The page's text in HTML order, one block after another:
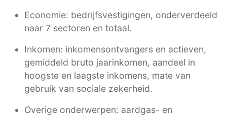
Economie: bedrijfsvestigingen, onderverdeeld
naar 7 sectoren en totaal.
Inkomen: inkomensontvangers en actieven,
gemiddeld bruto jaarinkomen, aandeel in
hoogste en laagste inkomens, mate van
gebruik van sociale zekerheid.
Overige onderwerpen: aardgas- en